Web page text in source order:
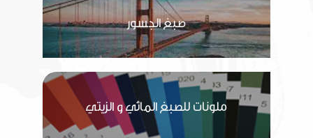
صبغ الجسور
ملونات للصبغ المائي و الزيتي